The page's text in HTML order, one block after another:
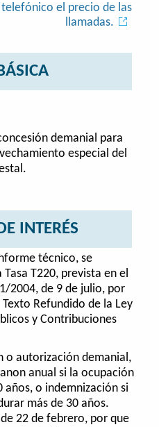
telefónico el precio de las
llamadas.
demanial para
especial del
INTERÉS
técnico, se
T220, prevista en el
2004, de 9 de julio, por
Refundido de la Ley
y Contribuciones
o autorización demanial,
anual si la ocupación
años, o indemnización si
más de 30 años.
22 de febrero, por que